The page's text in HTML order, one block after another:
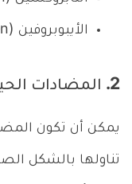
الأيبوبروفين (Ibuprofen).
2. المضادات الحيوية
يمكن أن تكون
تناولها بالشكل